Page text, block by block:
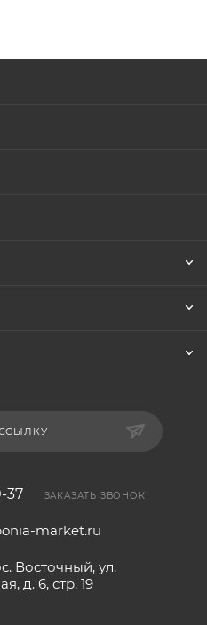
37 ЗАКАЗАТЬ ЗВОНОК
market.ru
Восточный, ул.
д. 6, стр. 19